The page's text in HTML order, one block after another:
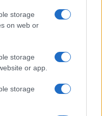
storage
on web or
storage
or app.
storage
madri lavoratrici